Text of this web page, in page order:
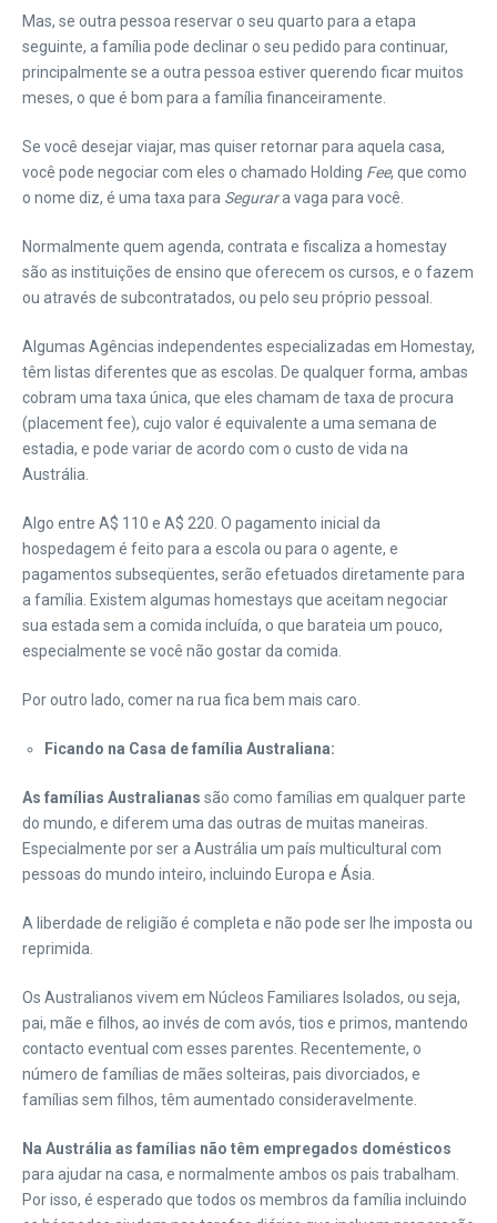
Mas, se outra pessoa reservar o seu quarto para a etapa
seguinte, a família pode declinar o seu pedido para continuar,
principalmente se a outra pessoa estiver querendo ficar muitos
meses, o que é bom para a família financeiramente.
Se você desejar viajar, mas quiser retornar para aquela casa,
você pode negociar com eles o chamado Holding Fee, que como
o nome diz, é uma taxa para Segurara vaga para você.
Normalmente quem agenda, contrata e fiscaliza a homestay
são as instituições de ensino que oferecem os cursos, e o fazem
ou através de subcontratados, ou pelo seu próprio pessoal.
Algumas Agências independentes especializadas em Homestay,
têm listas diferentes que as escolas. De qualquer forma, ambas
cobram uma taxa única, que eles chamam de taxa de procura
(placement fee), cujo valor é equivalente a uma semana de
estadia, e pode variar de acordo com o custo de vida na
Austrália.
Algo entre A$ 110 e A$ 220. O pagamento inicial da
hospedagem é feito para a escola ou para o agente, e
pagamentos subseqüentes, serão efetuados diretamente para
a família. Existem algumas homestays que aceitam negociar
sua estada sem a comida incluída, o que barateia um pouco,
especialmente se você não gostar da comida.
Por outro lado, comer na rua fica bem mais caro.
Ficando na Casa de família Australiana:
As famílias Australianas são como famílias em qualquer parte
do mundo, e diferem uma das outras de muitas maneiras.
Especialmente por ser a Austrália um país multicultural com
pessoas do mundo inteiro, incluindo Europa e Ásia.
A liberdade de religião é completa e não pode ser lhe imposta ou
reprimida.
Os Australianos vivem em Núcleos Familiares Isolados, ou seja,
pai, mãe e filhos, ao invés de com avós, tios e primos, mantendo
contacto eventual com esses parentes. Recentemente, o
número de famílias de mães solteiras, pais divorciados, e
famílias sem filhos, têm aumentado consideravelmente.
Na Austrália as famílias não têm empregados domésticos
para ajudar na casa, e normalmente ambos os pais trabalham.
Por isso, é esperado que todos os membros da família incluindo